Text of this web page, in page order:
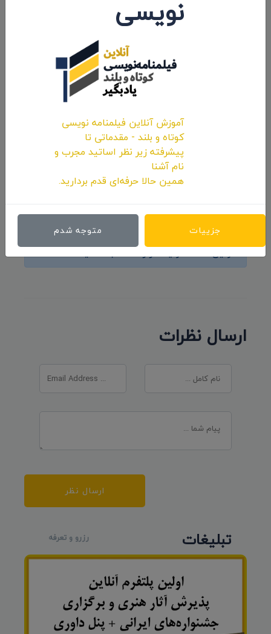
حضور انیمیشن کوتاه «پوتین» سید محسن
پورمحسنی شکیب در جشنواره «Animayo»
اولین کامنت و یا نظر را شما ثبت کنید.
ارسال نظرات
ارسال نظر
تبلیغات رزرو و تعرفه
نویسی
آموزش آنلاین فیلمنامه نویسی
کوتاه و بلند - مقدماتی تا
پیشرفته زیر نظر اساتید مجرب و
نام آشنا
همین حالا حرفه‌ای قدم بردارید.
جزییات متوجه شدم